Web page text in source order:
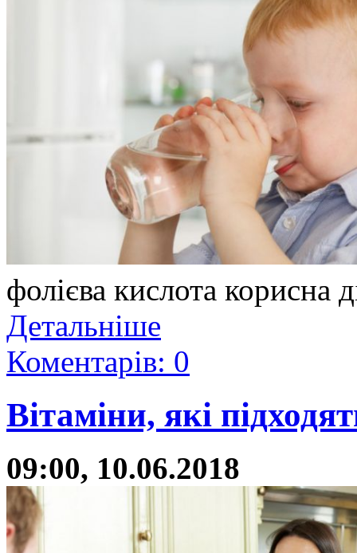
фолієва кислота корисна
Детальніше
Коментарів: 0
Вітаміни, які
09:00, 10.06.2018